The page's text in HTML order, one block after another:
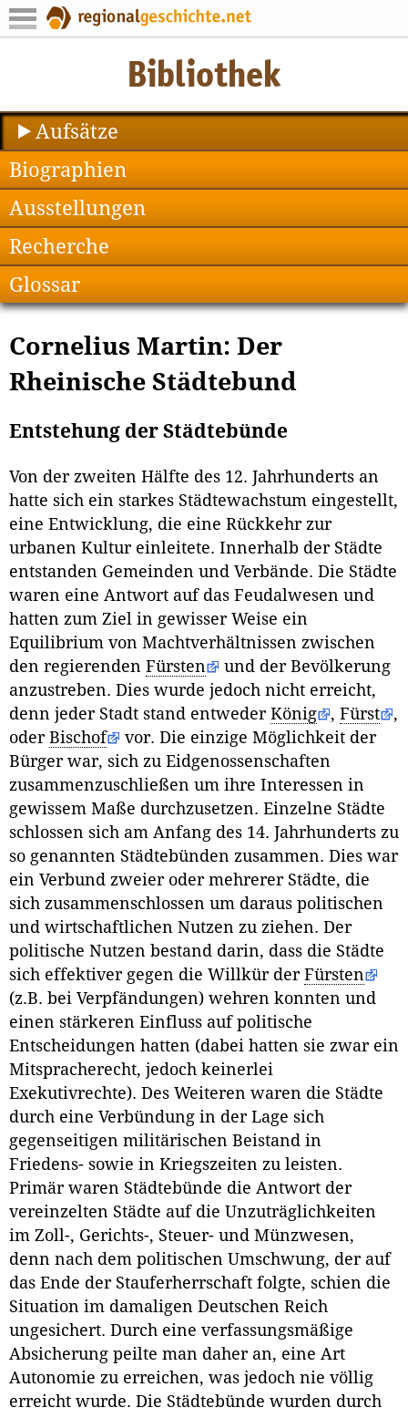
Aufsätze
Biographien
Ausstellungen
Recherche
Glossar
Cornelius Martin: Der
Rheinische Städtebund
Entstehung der Städtebünde
Von der zweiten Hälfte des 12. Jahrhunderts an
hatte sich ein starkes Städtewachstum eingestellt,
eine Entwicklung, die eine Rückkehr zur
urbanen Kultur einleitete. Innerhalb der Städte
entstanden Gemeinden und Verbände. Die Städte
waren eine Antwort auf das Feudalwesen und
hatten zum Ziel in gewisser Weise ein
Equilibrium von Machtverhältnissen zwischen
den regierenden Fürsten
und der Bevölkerung
anzustreben. Dies wurde jedoch nicht erreicht,
denn jeder Stadt stand entweder König , Fürst
,
oder Bischof
vor. Die einzige Möglichkeit der
Bürger war, sich zu Eidgenossenschaften
zusammenzuschließen um ihre Interessen in
gewissem Maße durchzusetzen. Einzelne Städte
schlossen sich am Anfang des 14. Jahrhunderts zu
so genannten Städtebünden zusammen. Dies war
ein Verbund zweier oder mehrerer Städte, die
sich zusammenschlossen um daraus politischen
und wirtschaftlichen Nutzen zu ziehen. Der
politische Nutzen bestand darin, dass die Städte
sich effektiver gegen die Willkür der Fürsten
(z.B. bei Verpfändungen) wehren konnten und
einen stärkeren Einfluss auf politische
Entscheidungen hatten (dabei hatten sie zwar ein
Mitspracherecht, jedoch keinerlei
Exekutivrechte). Des Weiteren waren die Städte
durch eine Verbündung in der Lage sich
gegenseitigen militärischen Beistand in
Friedens- sowie in Kriegszeiten zu leisten.
Primär waren Städtebünde die Antwort der
vereinzelten Städte auf die Unzuträglichkeiten
im Zoll-, Gerichts-, Steuer- und Münzwesen,
denn nach dem politischen Umschwung, der auf
das Ende der Stauferherrschaft folgte, schien die
Situation im damaligen Deutschen Reich
ungesichert. Durch eine verfassungsmäßige
Absicherung peilte man daher an, eine Art
Autonomie zu erreichen, was jedoch nie völlig
erreicht wurde. Die Städtebünde wurden durch